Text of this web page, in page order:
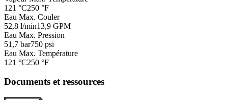
121 °C250 °F
Eau Max. Couler
52,8 l/min13,9 GPM
Eau Max. Pression
51,7 bar750 psi
Eau Max. Température
121 °C250 °F
Documents et ressources